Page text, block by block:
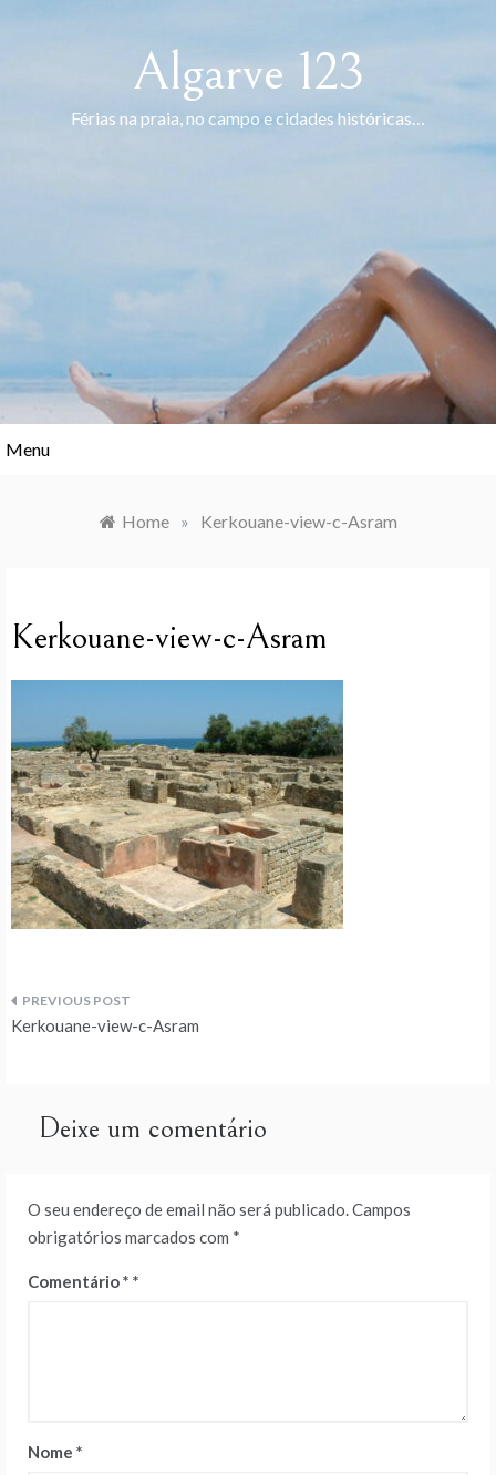
Algarve 123
Férias na praia, no campo e cidades históricas…
Menu
Home » Kerkouane-view-c-Asram
Kerkouane-view-c-Asram
Navegação
artigos
Kerkouane-view-c-Asram
Deixe um comentário
O seu endereço de email não será publicado.Campos
obrigatórios marcados com *
Comentário*
Nome *